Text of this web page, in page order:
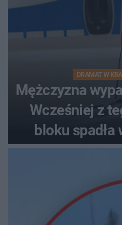
DRAMAT W
Mężczyzna
Wcześniej z
bloku spadła